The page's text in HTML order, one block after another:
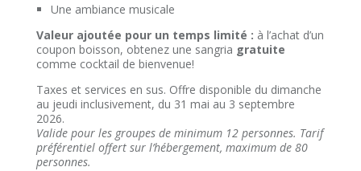
Une ambiance musicale
Valeur ajoutée pour un temps limité : à l’achat d’un
coupon boisson, obtenez une sangria gratuite
comme cocktail de bienvenue!
Taxes et services en sus. Offre disponible du dimanche
au jeudi inclusivement, du 31 mai au 3 septembre
2026.
Valide pour les groupes de minimum 12 personnes. Tarif
préférentiel offert sur l’hébergement, maximum de 80
personnes.